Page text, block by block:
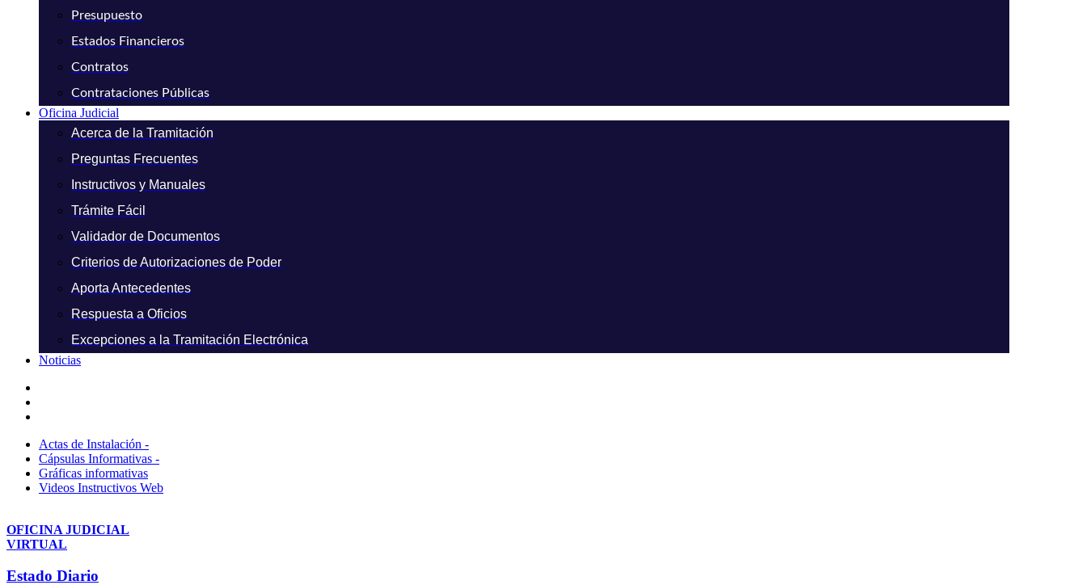
Presupuesto
Estados Financieros
Contratos
Contrataciones Públicas
Oficina Judicial
Acerca de la Tramitación
Preguntas Frecuentes
Instructivos y Manuales
Trámite Fácil
Validador de Documentos
Criterios de Autorizaciones de Poder
Aporta Antecedentes
Respuesta a Oficios
Excepciones a la Tramitación Electrónica
Noticias
Actas de Instalación -
Cápsulas Informativas -
Gráficas informativas
Videos Instructivos Web
OFICINA JUDICIAL
VIRTUAL
Estado Diario